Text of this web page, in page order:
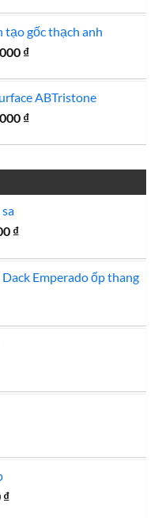
là:
750,000 ₫.
tạo gốc thạch anh
₫.
₫Giá
là:
2,900,000 ₫.
ABTristone
₫.
₫Giá
là:
₫.
₫Giá
tại
là:Emperado ốp thang
₫Giá